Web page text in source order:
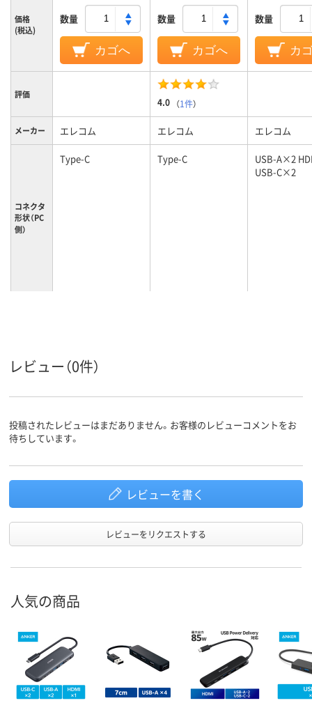
価格
(税込)
数量
カゴへ
数量
カゴへ
数量
カ
評価
4.0 （1件）
メーカー エレコム エレコム エレコム
コネクタ
形状（PC
側）
Type-C Type-C
USB-A×2
USB-C×2
レビュー（0件）
投稿されたレビューはまだありません。お客様のレビューコメントをお
待ちしています。
レビューを書く
レビューをリクエストする
人気の商品